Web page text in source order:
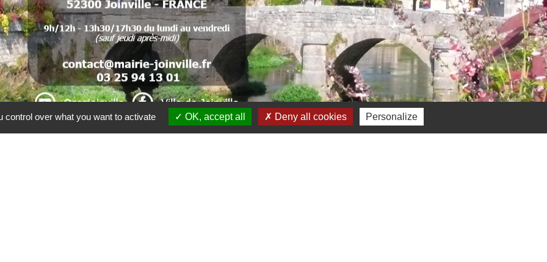
. .
.
. .
over what you want to activate OK, accept all Deny all cookies Personalize